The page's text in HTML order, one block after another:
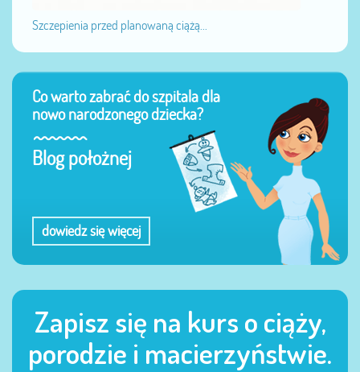
Szczepienia przed planowaną ciążą...
Co warto zabrać do szpitala dla
nowo narodzonego dziecka?
Blog położnej
dowiedz się więcej
Zapisz się na kurs o ciąży,
porodzie i macierzyństwie.